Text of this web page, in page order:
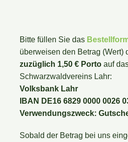
Bitte füllen Sie das
überweisen den Betrag (Wert)
zuzüglich 1,50 € Porto auf
Schwarzwaldvereins Lahr:
Volksbank Lahr
IBAN DE16 6829 0000 0026
Verwendungszweck:
Sobald der Betrag bei uns